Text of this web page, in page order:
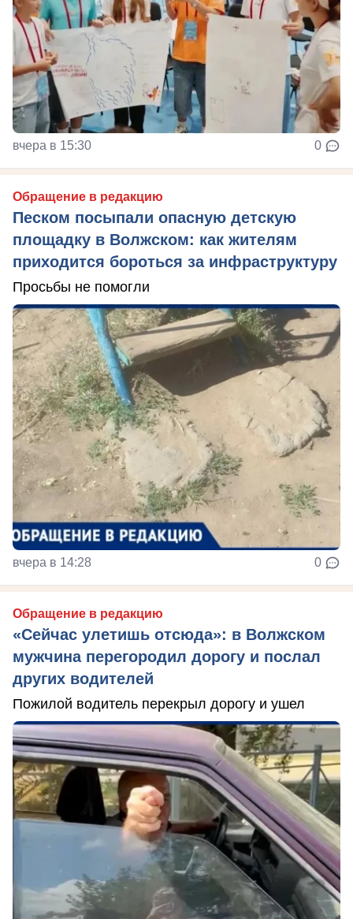
вчера в 15:30 0
Обращение в редакцию
Песком посыпали опасную детскую
площадку в Волжском: как жителям
приходится бороться за инфраструктуру
Просьбы не помогли
вчера в 14:28 0
Обращение в редакцию
«Сейчас улетишь отсюда»: в Волжском
мужчина перегородил дорогу и послал
других водителей
Пожилой водитель перекрыл дорогу и ушел